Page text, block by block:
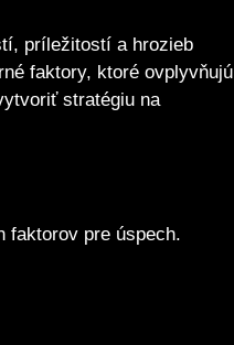
príležitostí a hrozieb
faktory, ktoré ovplyvňujú
stratégiu na
faktorov pre úspech.